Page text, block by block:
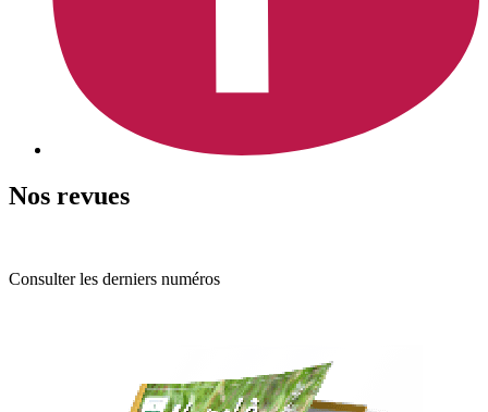
Nos revues
Consulter les derniers numéros